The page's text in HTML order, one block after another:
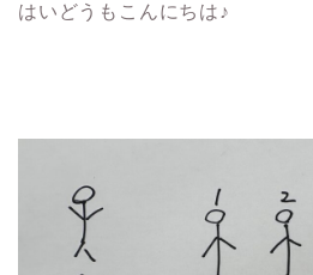
はいどうもこんにちは♪